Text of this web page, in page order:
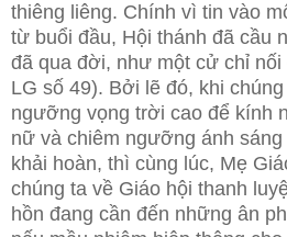
thiêng liêng. Chính vì tin vào
từ buổi đầu, Hội thánh đã cầu
đã qua đời, như một cử chỉ nối
LG số 49). Bởi lẽ đó, khi
ngưỡng vọng trời cao để kính
nữ và chiêm ngưỡng ánh
khải hoàn, thì cùng lúc, Mẹ
chúng ta về Giáo hội thanh
hồn đang cần đến những ân